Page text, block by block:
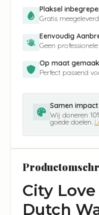
Plaksel
Gratis meegeleverd
Eenvoudig
Geen
Op maat
Perfect passend
Samen
Wij doneren
goede doelen.
City
Dutch